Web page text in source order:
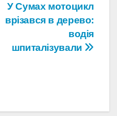
У Сумах мотоцикл
врізався в дерево:
водія
шпиталізували